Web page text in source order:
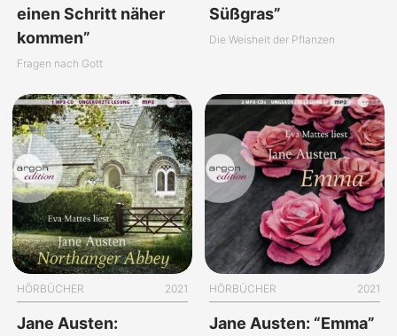
einen Schritt näher
kommen”
Fragen nach Gott
Süßgras”
Die Weisheit der Pflanzen
HÖRBÜCHER 2021
Jane Austen:
HÖRBÜCHER 2021
Jane Austen: “Emma”